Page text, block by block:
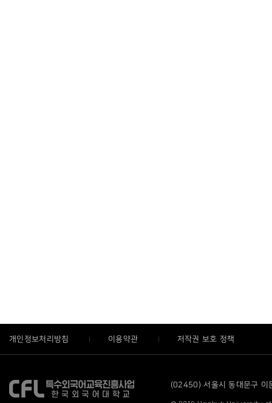
개인정보처리방침 이용약관 저작권 보호 정책
(02450) 서울시 동대문구